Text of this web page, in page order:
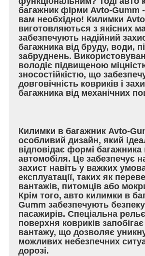
багажник фірми Avto-Gumm
вам необхідно! Килимки
виготовляються з якісних
забезпечують надійний
багажника від бруду, води,
забруднень.
володіє підвищеною
зносостійкістю, що
довговічність ковриків і
багажника від механічних
Килимки в багажник Avto-
особливий дизайн, який
відповідає формі
автомобіля. Це забезпечує
захист навіть у важких
експлуатації, таких як
вантажів, питомців або
Крім того, авто килимки в
Gumm забезпечують безпеку
пасажирів. Спеціальна
поверхня ковриків
вантажу, що дозволяє
можливих небезпечних
дорозі.